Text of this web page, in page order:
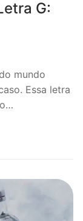
G:
mundo
Essa letra